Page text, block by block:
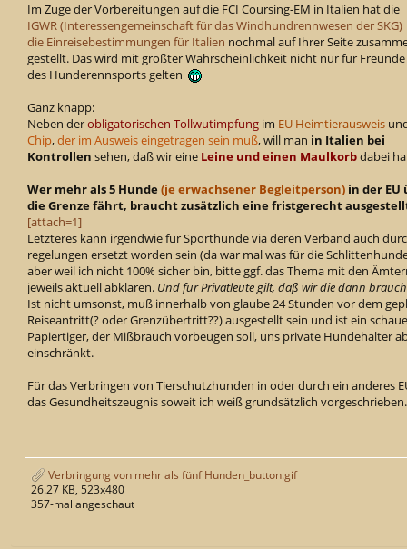
Im Zuge der Vorbereitungen auf die FCI Coursing-EM in Italien hat die
IGWR (Interessengemeinschaft für das Windhundrennwesen der SKG)
die Einreisebestimmungen für Italien nochmal auf Ihrer Seite
gestellt. Das wird mit größter Wahrscheinlichkeit nicht nur für Freunde
des Hunderennsports gelten
Ganz knapp:
Neben derobligatorischen Tollwutimpfung im EU Heimtierausweis
Chip,der im Ausweis eingetragen sein muß, will man in Italien bei
Kontrollen sehen, daß wir eine Leine und einen Maulkorbdabei
Wer mehr als 5 Hunde(je erwachsener Begleitperson) in der EU
die Grenze fährt, braucht zusätzlich eine fristgerecht
[attach=1]
Letzteres kann irgendwie für Sporthunde via deren Verband auch
regelungen ersetzt worden sein (da war mal was für die
aber weil ich nicht 100% sicher bin, bitte ggf. das Thema mit den
jeweils aktuell abklären. Und für Privatleute gilt, daß wir die dann
Ist nicht umsonst, muß innerhalb von glaube 24 Stunden vor dem
Reiseantritt(? oder Grenzübertritt??) ausgestellt sein und ist ein
Papiertiger, der Mißbrauch vorbeugen soll, uns private Hundehalter
einschränkt.
Für das Verbringen von Tierschutzhunden in oder durch ein anderes
das Gesundheitszeugnis soweit ich weiß grundsätzlich vorgeschrieben.
Verbringung von mehr als fünf Hunden_button.gif
26.27 KB, 523x480
357-mal angeschaut